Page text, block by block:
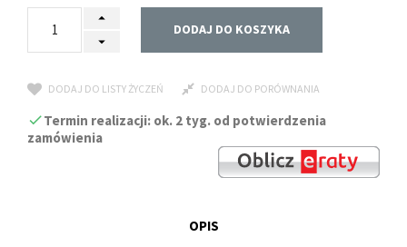
DODAJ DO KOSZYKA
DODAJ DO LISTY ŻYCZEŃ DODAJ DO PORÓWNANIA
Termin realizacji: ok. 2 tyg. od potwierdzenia
zamówienia
OPIS